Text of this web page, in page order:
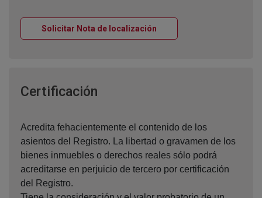
Solicitar Nota de localización
Certificación
Acredita fehacientemente el contenido de los
asientos del Registro. La libertad o gravamen de los
bienes inmuebles o derechos reales sólo podrá
acreditarse en perjuicio de tercero por certificación
del Registro.